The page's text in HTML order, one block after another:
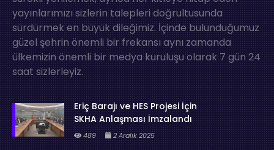
yayınlarımızı sizlerin talepleri doğrultusunda
sürdürmek en büyük dileğimiz. İçinde bulunduğumuz
güzel şehrin önemli bir frekansı aynı zamanda
ülkemizin önemli bir medya kuruluşu olarak 7 gün 24
saat sizlerleyiz.
Eriç Barajı ve HES Projesi İçin
SKHA Anlaşması İmzalandı
489 2 Aralık 2025